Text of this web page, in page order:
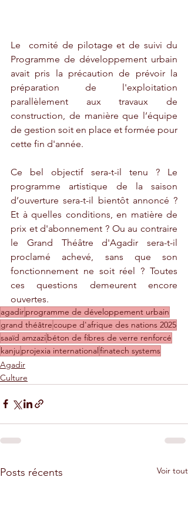
Le  comité de pilotage et de suivi du
Programme de développement urbain
avait pris la précaution de prévoir la
préparation de l'exploitation
parallèlement aux travaux de
construction, de manière que l’équipe
de gestion soit en place et formée pour
cette fin d'année.
Ce bel objectif sera-t-il tenu ? Le
programme artistique de la saison
d’ouverture sera-t-il bientôt annoncé ?
Et à quelles conditions, en matière de
prix et d'abonnement ? Ou au contraire
le Grand Théâtre d'Agadir sera-t-il
proclamé achevé, sans que son
fonctionnement ne soit réel ? Toutes
ces questions demeurent encore
ouvertes.
agadirprogramme de développement urbain
grand théâtrecoupe d'afrique des nations 2025
saaïd amzazibéton de fibres de verre renforcé
kanju projexia internationalfinatech systems
Agadir
Culture
Posts récents Voir tout